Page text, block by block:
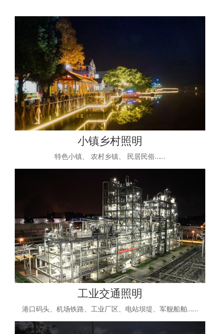
小镇乡村照明
特色小镇、 农村乡镇、 民居民俗……
工业交通照明
港口码头、机场铁路、工业厂区、电站坝堤、军舰船舶……